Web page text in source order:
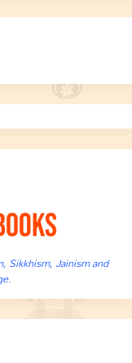
Sikkhism, Jainism and